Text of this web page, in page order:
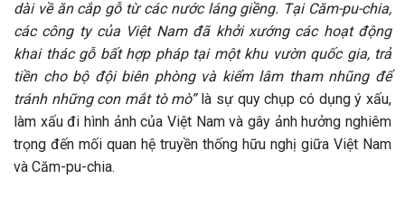
dài về ăn cắp gỗ từ các nước láng giềng. Tại Căm-pu-chia,
các công ty của Việt Nam đã khởi xướng các hoạt động
khai thác gỗ bất hợp pháp tại một khu vườn quốc gia, trả
tiền cho bộ đội biên phòng và kiểm lâm tham nhũng để
tránh những con mắt tò mò”là sự quy chụp có dụng ý xấu,
làm xấu đi hình ảnh của Việt Nam và gây ảnh hưởng nghiêm
trọng đến mối quan hệ truyền thống hữu nghị giữa Việt Nam
và Căm-pu-chia.